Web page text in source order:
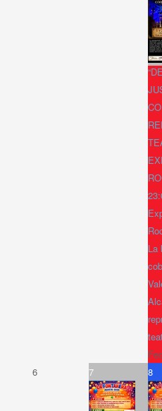
La
6 7 8